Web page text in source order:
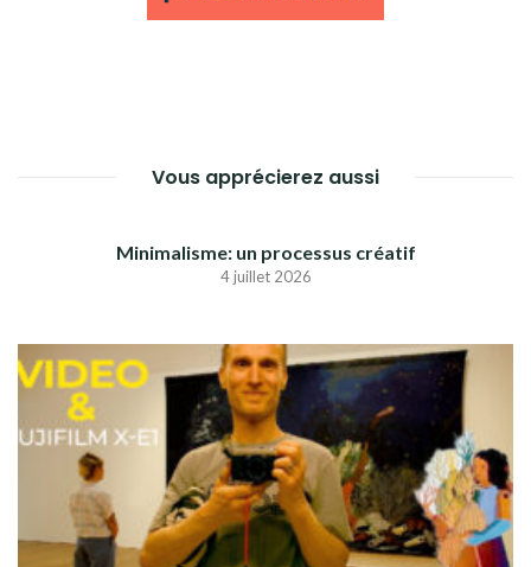
Vous apprécierez aussi
Minimalisme: un processus créatif
4 juillet 2026